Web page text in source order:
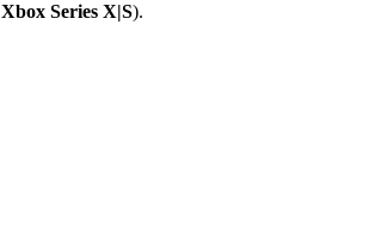
Xbox Series X|S).